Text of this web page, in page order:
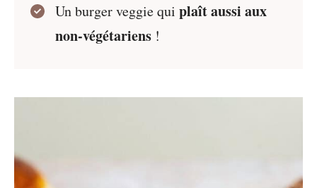
Un burger veggie quiplaît aussi aux
non-végétariens !